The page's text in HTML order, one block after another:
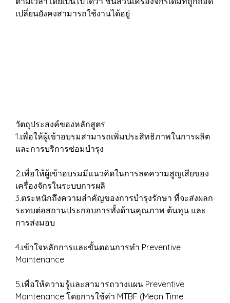
เปลี่ยนยังคงสามารถใช้งานได้อยู่
วัตถุประสงค์ของหลักสูตร
1.เพื่อให้ผู้เข้าอบรมสามารถเพิ่มประสิทธิภาพในการผลิต
และการบริการซ่อมบำรุง
2.เพื่อให้ผู้เข้าอบรมมีแนวคิดในการลดความสูญเสียของ
เครื่องจักรในระบบการผลิ
3.ตระหนักถึงความสำคัญของการบำรุงรักษา ที่จะส่งผลก
ระทบต่อสถานประกอบการทั้งด้านคุณภาพ ต้นทุน และ
การส่งมอบ
4.เข้าใจหลักการและขั้นตอนการทำ Preventive
Maintenance
5.เพื่อให้ความรู้และสามารถวางแผน Preventive
Maintenance โดยการใช้ค่า MTBF (Mean Time